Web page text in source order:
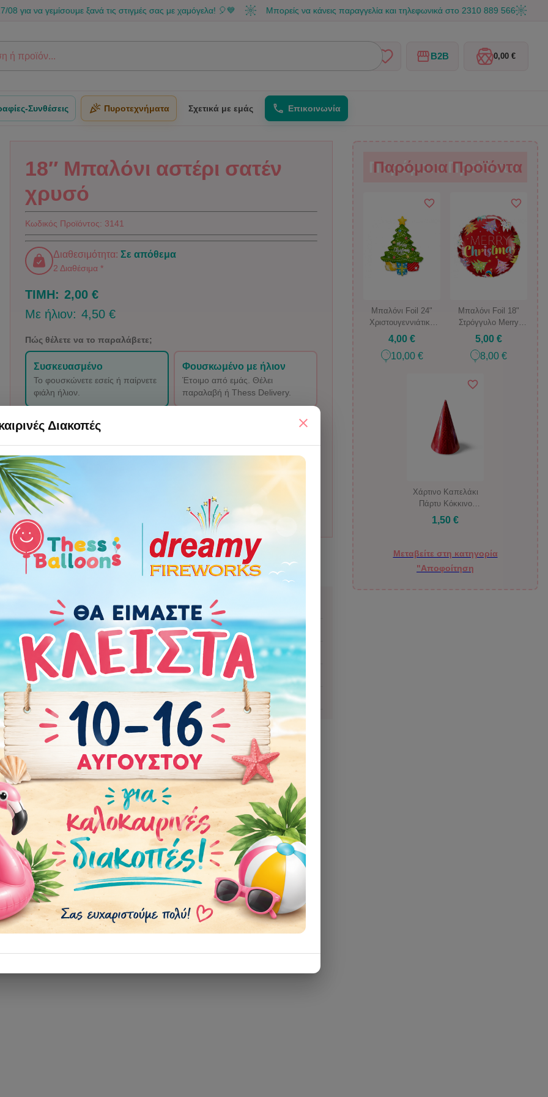
ξανά τις στιγμές σας με χαμόγελα! 🎈💙 Μπορείς να κάνεις παραγγελία και τηλεφωνικά στο 2310 889 566 ☀️
B2B 0,00 €
Συνθέσεις Πυροτεχνήματα Σχετικά με εμάς Επικοινωνία
18″ Μπαλόνι αστέρι σατέν
χρυσό
Κωδικός Προϊόντος: 3141
Διαθεσιμότητα: Σε απόθεμα
2 Διαθέσιμα *
ΤΙΜΗ: 2,00 €
Με ήλιον: 4,50 €
Πώς θέλετε να το παραλάβετε;
Συσκευασμένο
Το φουσκώνετε εσείς ή παίρνετε
φιάλη ήλιον.
Φουσκωμένο με ήλιον
Έτοιμο από εμάς. Θέλει
παραλαβή ή Thess Delivery.
Χαρακτηριστικά Οδηγίες Προφύλαξης Πόσα μπαλόνια χρειάζομαι;
Περιστάσεις: Αποφοίτηση, Χριστουγεννιάτικα
Brand: Grabo
Χρώμα: Χρυσό
Τεμάχια: 1
Μέγεθος 18" (45 εκ.)
Παρόμοια Προϊόντα
Παρόμοια Προϊόντα
Μπαλόνι Foil 24"
Χριστουγεννιάτικο
Δέντρο Merry
Christmas με δώρα
4,00 €
10,00 €
Μπαλόνι Foil 18"
Στρόγγυλο Merry
Christmas
5,00 €
8,00 €
Χάρτινο Καπελάκι
Πάρτυ Κόκκινο
Μεταλλικό (5 τεμ.)
1,50 €
Μεταβείτε στη κατηγορία
"Αποφοίτηση
Διακοπές